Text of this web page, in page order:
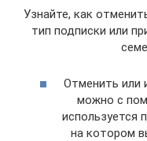
Узнайте, как
тип подписки или
Отменить или
можно с
используется
на котором